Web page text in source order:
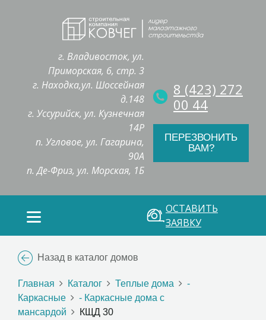
г. Владивосток, ул.
Приморская, 6, стр. 3
г. Находка,ул. Шоссейная
д.148
г. Уссурийск, ул. Кузнечная
14Р
п. Угловое, ул. Гагарина,
90А
п. Де-Фриз, ул. Морская, 1Б
8 (423) 272
00 44
ПЕРЕЗВОНИТЬ
ВАМ?
ОСТАВИТЬ
ЗАЯВКУ
Назад в каталог домов
Главная Каталог Теплые дома
-
Каркасные
- Каркасные дома с
мансардой
КЩД 30